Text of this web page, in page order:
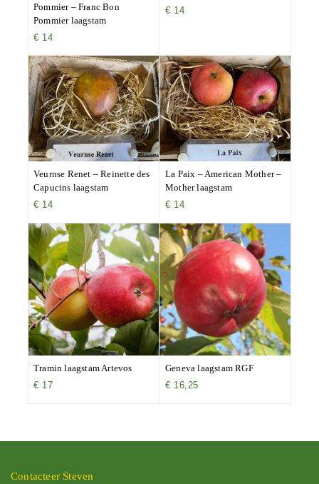
Pommier – Franc Bon
Pommier laagstam
€ 14
€ 14
Veurnse Renet – Reinette des
Capucins laagstam
€ 14
La Paix – American Mother –
Mother laagstam
€ 14
Tramin laagstam Artevos
€ 17
Geneva laagstam RGF
€ 16,25
Contacteer Steven